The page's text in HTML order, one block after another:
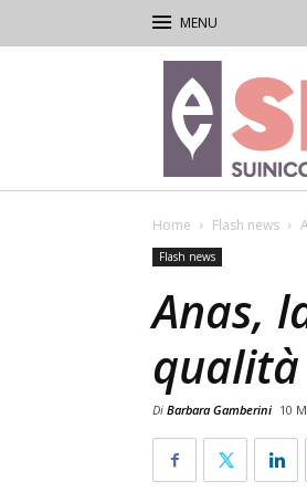
Rivista
di
Suinicoltura
Home Flash news
Flash news
Anas,
Di Barbara Gamberini 10